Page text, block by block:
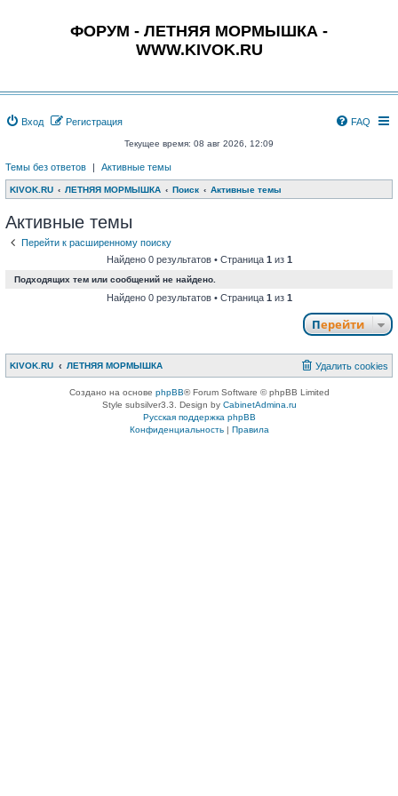
ФОРУМ - ЛЕТНЯЯ МОРМЫШКА -
WWW.KIVOK.RU
Вход Регистрация FAQ
Текущее время: 08 авг 2026, 12:09
Темы без ответов | Активные темы
KIVOK.RU ЛЕТНЯЯ МОРМЫШКА Поиск Активные темы
Активные темы
Перейти к расширенному поиску
Найдено 0 результатов • Страница 1 из 1
Подходящих тем или сообщений не найдено.
Найдено 0 результатов • Страница 1 из 1
Перейти
KIVOK.RU ЛЕТНЯЯ МОРМЫШКА Удалить cookies
Создано на основе phpBB® Forum Software © phpBB Limited
Style subsilver3.3. Design by CabinetAdmina.ru
Русская поддержка phpBB
Конфиденциальность| Правила